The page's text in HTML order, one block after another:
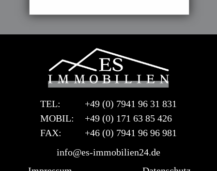
TEL:
+49 (0) 7941 96 31 831
MOBIL:
+49 (0) 171 63 85 426
FAX:
+46 (0) 7941 96 96 981
info@es-immobilien24.de